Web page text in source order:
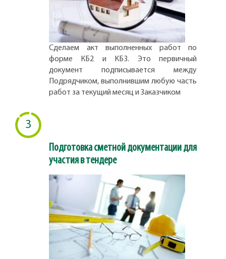
Сделаем акт выполненных работ по
форме КБ2 и КБ3. Это первичный
документ подписывается между
Подрядчиком, выполнившим любую часть
работ за текущий месяц и Заказчиком
3
Подготовка сметной документации для
участия в тендере